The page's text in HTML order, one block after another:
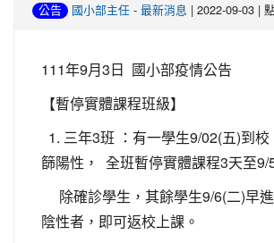
公告 國小部主任 - 最新消息 | 2022-09-03 |
111年9月3日 國小部疫情公告
【暫停實體課程班級】
1. 三年3班 ：有一學生9/02(五)到
篩陽性， 全班暫停實體課程3天至9/
除確診學生，其餘學生9/6(二)早
陰性者，即可返校上課。